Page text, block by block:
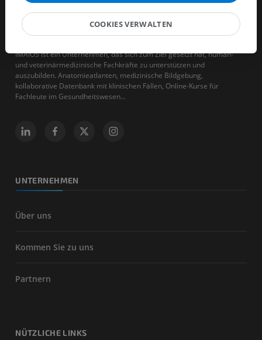
IMAIOS ist ein Unternehmen, das sich zum Ziel gesetzt hat, human-
und veterinärmedizinische Fachkräfte zu unterstützen und
auszubilden. Anatomieatlanten, medizinische Bildgebung,
kollaborative Datenbank mit klinischen Fällen, Online-Kurse für
Fachleute im Gesundheitswesen...
UNTERNEHMEN
Über uns
Kommen Sie zu uns
Partnern
NÜTZLICHE LINKS
COOKIES VERWALTEN